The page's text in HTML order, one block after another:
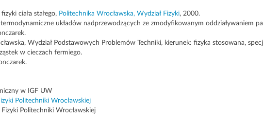
ciała stałego, Politechnika Wrocławska, Wydział Fizyki, 2000.
układów nadprzewodzących ze zmodyfikowanym oddziaływaniem
Wydział Podstawowych Problemów Techniki, kierunek: fizyka stosowana,
w cieczach fermiego.
w IGF UW
Politechniki Wrocławskiej
Politechniki Wrocławskiej